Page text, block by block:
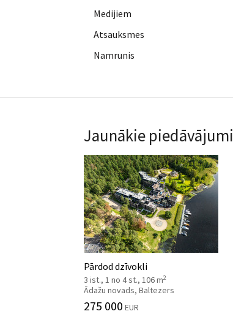
Medijiem
Atsauksmes
Namrunis
Jaunākie piedāvājumi
Pārdod dzīvokli
3 ist., 1 no 4 st., 106 m2
Ādažu novads, Baltezers
275 000 EUR